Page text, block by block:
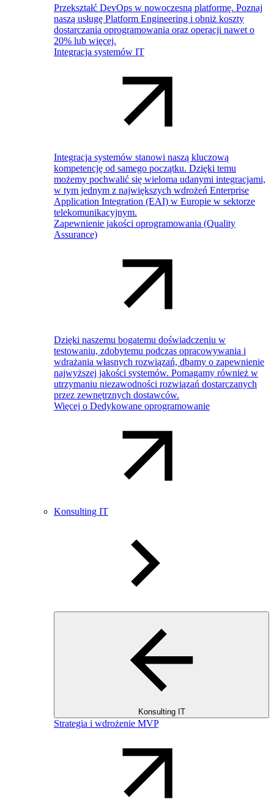
Przekształć DevOps w nowoczesną platformę. Poznaj
naszą usługę Platform Engineering i obniż koszty
dostarczania oprogramowania oraz operacji nawet o
20% lub więcej.
Integracja systemów IT
Integracja systemów stanowi naszą kluczową
kompetencję od samego początku. Dzięki temu
możemy pochwalić się wieloma udanymi integracjami,
w tym jednym z największych wdrożeń Enterprise
Application Integration (EAI) w Europie w sektorze
telekomunikacyjnym.
Zapewnienie jakości oprogramowania (Quality
Assurance)
Dzięki naszemu bogatemu doświadczeniu w
testowaniu, zdobytemu podczas opracowywania i
wdrażania własnych rozwiązań, dbamy o zapewnienie
najwyższej jakości systemów. Pomagamy również w
utrzymaniu niezawodności rozwiązań dostarczanych
przez zewnętrznych dostawców.
Więcej o Dedykowane oprogramowanie
Konsulting IT
Konsulting IT
Strategia i wdrożenie MVP